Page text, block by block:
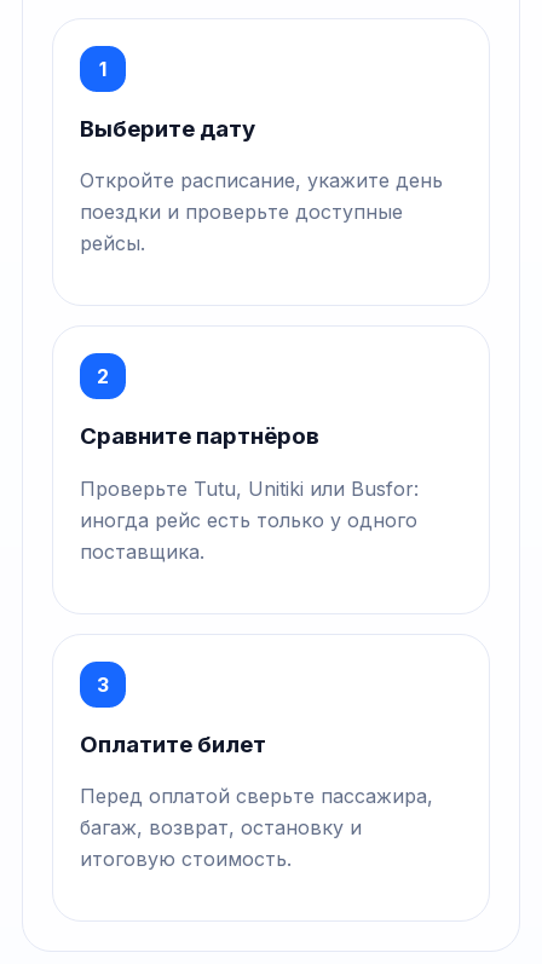
1
Выберите дату
Откройте расписание, укажите день
поездки и проверьте доступные
рейсы.
2
Сравните партнёров
Проверьте Tutu, Unitiki или Busfor:
иногда рейс есть только у одного
поставщика.
3
Оплатите билет
Перед оплатой сверьте пассажира,
багаж, возврат, остановку и
итоговую стоимость.